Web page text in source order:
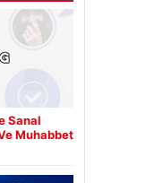
Sanal
Muhabbet